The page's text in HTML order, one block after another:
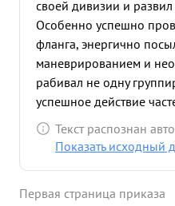
своей дивизии и развил
Особенно успешно
фланга, энергично
маневрированием и
рабивал не одну
успешное действие
операции дивизия
Орденом КРАСНОГО
дивизии выполнять
Текст распознан
Показать исходный
Первая страница приказа